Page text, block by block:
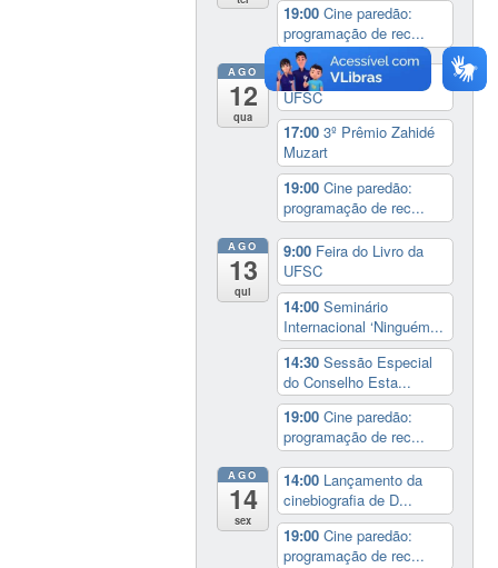
19:00Cine paredão:
programação de rec...
AGO
12
qua
9:00Feira do Livro da
UFSC
17:003º Prêmio Zahidé
Muzart
19:00Cine paredão:
programação de rec...
AGO
13
qui
9:00 Feira do Livro da
UFSC
14:00Seminário
Internacional ‘Ninguém...
14:30Sessão Especial
do Conselho Esta...
19:00Cine paredão:
programação de rec...
AGO
14
sex
14:00 Lançamento da
cinebiografia de D...
19:00Cine paredão:
programação de rec...